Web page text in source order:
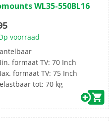
WL35-550BL16
voorraad
formaat TV: 70 Inch
formaat TV: 75 Inch
tot: 70 kg